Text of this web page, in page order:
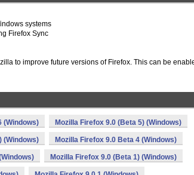
systems
Firefox Sync
to improve future versions of Firefox. This can be
(Windows) Mozilla Firefox 9.0 (Beta 5) (Windows)
(Windows) Mozilla Firefox 9.0 Beta 4 (Windows)
Mozilla Firefox 9.0 (Beta 1) (Windows)